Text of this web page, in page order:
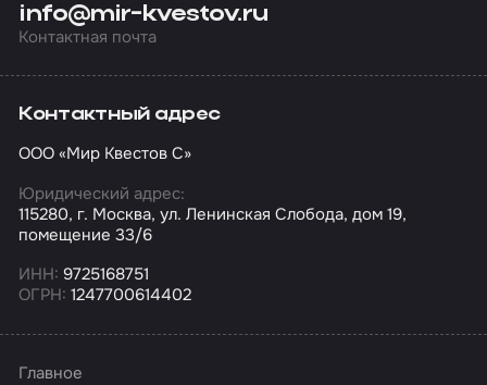
info@mir-kvestov.ru
Контактная почта
Контактный адрес
ООО «Мир Квестов С»
Юридический адрес:
115280, г. Москва, ул. Ленинская Слобода, дом 19,
помещение 33/6
ИНН: 9725168751
ОГРН: 1247700614402
Главное